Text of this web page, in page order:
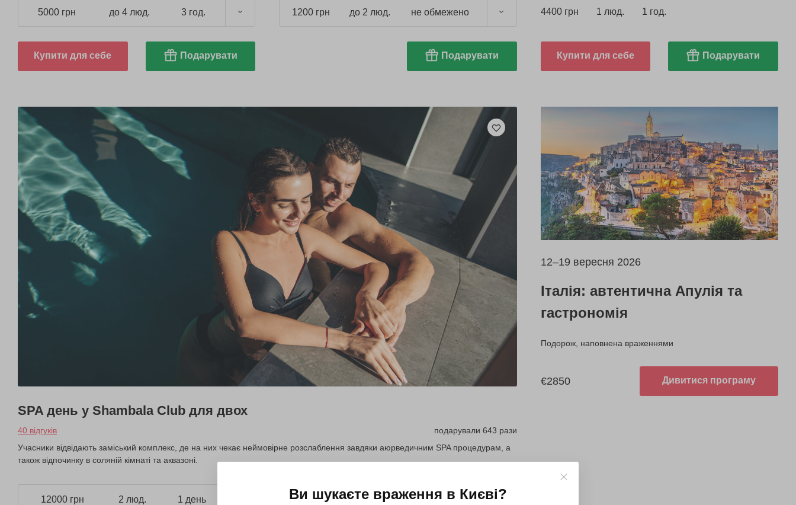
5000 грн до 4 люд. 3 год.
Купити для себе Подарувати
1200 грн до 2 люд. не обмежено
Подарувати
4400 грн 1 люд. 1 год.
Купити для себе Подарувати
SPA день у Shambala Club для двох
40 відгуків
подарували 643 рази
Учасники відвідають заміський комплекс, де на них чекає неймовірне розслаблення завдяки аюрведичним SPA процедурам, а
також відпочинку в соляній кімнаті та аквазоні.
12000 грн 2 люд. 1 день Купити для себе Подарувати
12–19 вересня 2026
Італія: автентична Апулія та
гастрономія
Подорож, наповнена враженнями
€2850 Дивитися програму
Ви шукаєте враження в Києві?